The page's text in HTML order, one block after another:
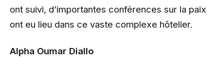
ont suivi, d’importantes conférences sur la paix
ont eu lieu dans ce vaste complexe hôtelier.
Alpha Oumar Diallo